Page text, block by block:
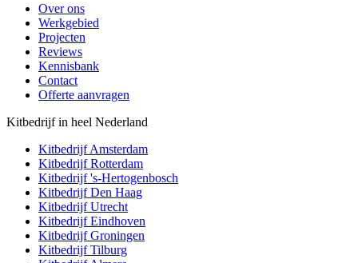
Over ons
Werkgebied
Projecten
Reviews
Kennisbank
Contact
Offerte aanvragen
Kitbedrijf in heel Nederland
KitbedrijfAmsterdam
KitbedrijfRotterdam
Kitbedrijf's-Hertogenbosch
KitbedrijfDen Haag
KitbedrijfUtrecht
KitbedrijfEindhoven
KitbedrijfGroningen
KitbedrijfTilburg